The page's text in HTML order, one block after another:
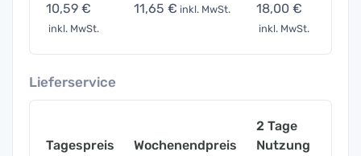
10,59 €
inkl. MwSt.
11,65 € inkl. MwSt. 18,00 €
inkl. MwSt.
Lieferservice
Tagespreis
Wochenendpreis
2 Tage
Nutzung